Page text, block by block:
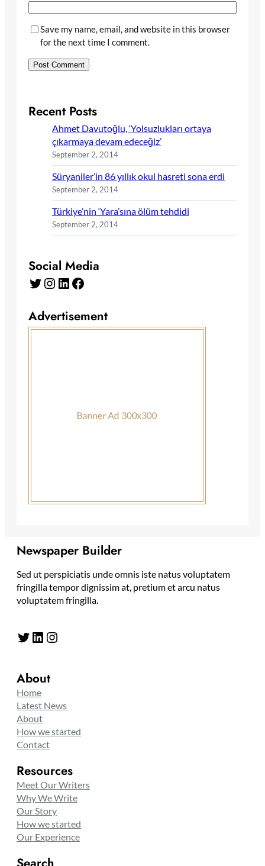
Save my name, email, and website in this browser
for the next time I comment.
Recent Posts
Ahmet Davutoğlu, ‘Yolsuzlukları ortaya
çıkarmaya devam edeceğiz’
September 2, 2014
Süryaniler’in 86 yıllık okul hasreti sona erdi
September 2, 2014
Türkiye’nin ‘Yara’sına ölüm tehdidi
September 2, 2014
Social Media
Twitter Instagram LinkedIn Facebook
Advertisement
Newspaper Builder
Sed ut perspiciatis unde omnis iste natus voluptatem
fringilla tempor dignissim at, pretium et arcu natus
voluptatem fringilla.
Twitter LinkedIn Instagram
About
Home
Latest News
About
How we started
Contact
Resources
Meet Our Writers
Why We Write
Our Story
How we started
Our Experience